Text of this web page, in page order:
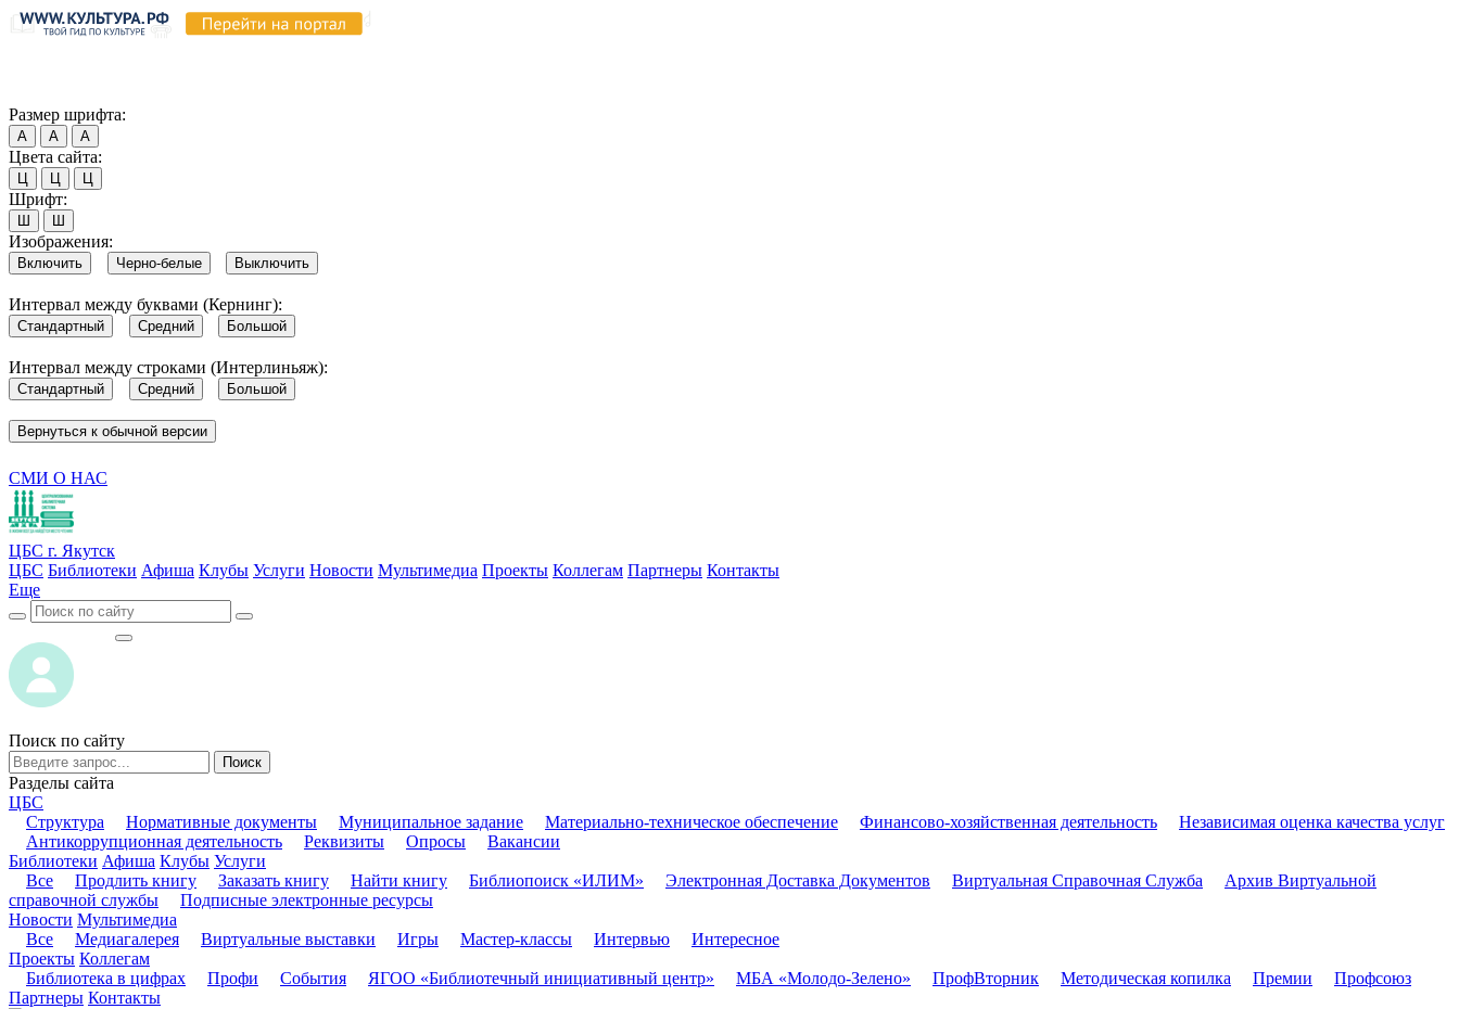
Размер шрифта:
А А А
Цвета сайта:
Ц Ц Ц
Шрифт:
Ш Ш
Изображения:
Включить Черно-белые Выключить
Интервал между буквами (Кернинг):
Стандартный Средний Большой
Интервал между строками (Интерлиньяж):
Стандартный Средний Большой
Вернуться к обычной версии
СМИ О НАС
ЦБС г. Якутск
ЦБС Библиотеки Афиша Клубы Услуги Новости Мультимедиа Проекты Коллегам Партнеры Контакты
Еще
Поиск по сайту
Поиск
Разделы сайта
ЦБС
Структура
Нормативные документы Муниципальное задание Материально-техническое обеспечение Финансово-хозяйственная деятельность
Независимая оценка качества услуг
Антикоррупционная деятельность
Реквизиты Опросы
Вакансии
Библиотеки Афиша Клубы Услуги
Все
Продлить книгу Заказать книгу Найти книгу Библиопоиск «ИЛИМ» Электронная Доставка Документов Виртуальная Справочная Служба
Архив Виртуальной
справочной службы
Подписные электронные ресурсы
Новости Мультимедиа
Все
Медиагалерея Виртуальные выставки Игры Мастер-классы Интервью
Интересное
Проекты Коллегам
Библиотека в цифрах
Профи События ЯГОО «Библиотечный инициативный центр» МБА «Молодо-Зелено» ПрофВторник Методическая копилка Премии
Профсоюз
Партнеры Контакты